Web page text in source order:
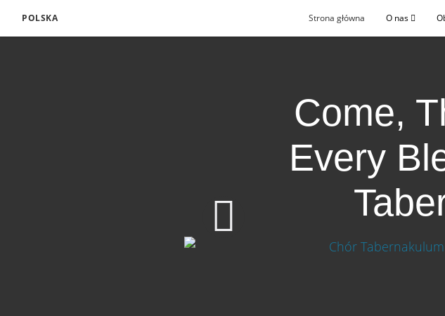
POLSKA Strona główna O nas
Come,
Every